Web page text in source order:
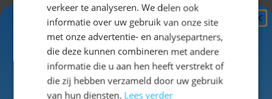
Oktoberfestganger wanen dan mag dezelederhose
niet aan jouw lijstje ontbreken.
Korte lederhose voor dames
De lederhose Hannelore is eenkort model
lederhose voor damesen valt net boven de knieën.
Onze dameslederhosen zijn gemaakt van een
Uitklappen
verkeer te analyseren. We delen ook
informatie over uw gebruik van onze site
met onze advertentie- en analysepartners,
die deze kunnen combineren met andere
informatie die u aan hen heeft verstrekt of
die zij hebben verzameld door uw gebruik
van hun diensten. Lees verder
Ontvang5%
KORTING!
Schrijf je nuin voor de nieuwsbrief en ontvang toegang
tot exclusieve kortingen!